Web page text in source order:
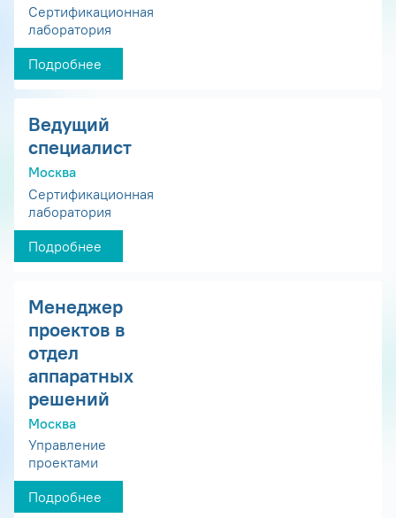
Сертификационная
лаборатория
Подробнее
Ведущий
специалист
Москва
Сертификационная
лаборатория
Подробнее
Менеджер
проектов в
отдел
аппаратных
решений
Москва
Управление
проектами
Подробнее